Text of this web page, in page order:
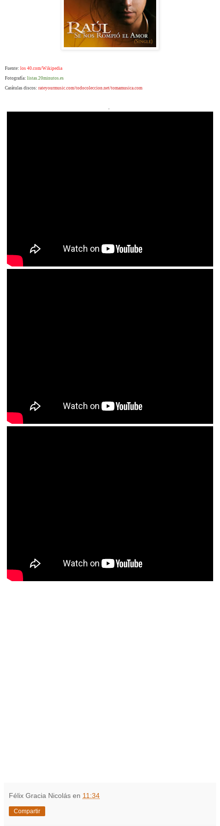
Fuente: los 40.com/Wikipedia
Fotografía: listas.20minutos.es
Carátulas discos: rateyourmusic.com/todocoleccion.net/tomamusica.com
Félix Gracia Nicolás en 11:34
Compartir